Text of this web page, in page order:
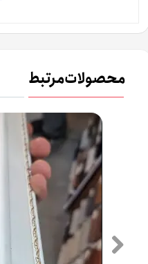
محصولات مرتبط